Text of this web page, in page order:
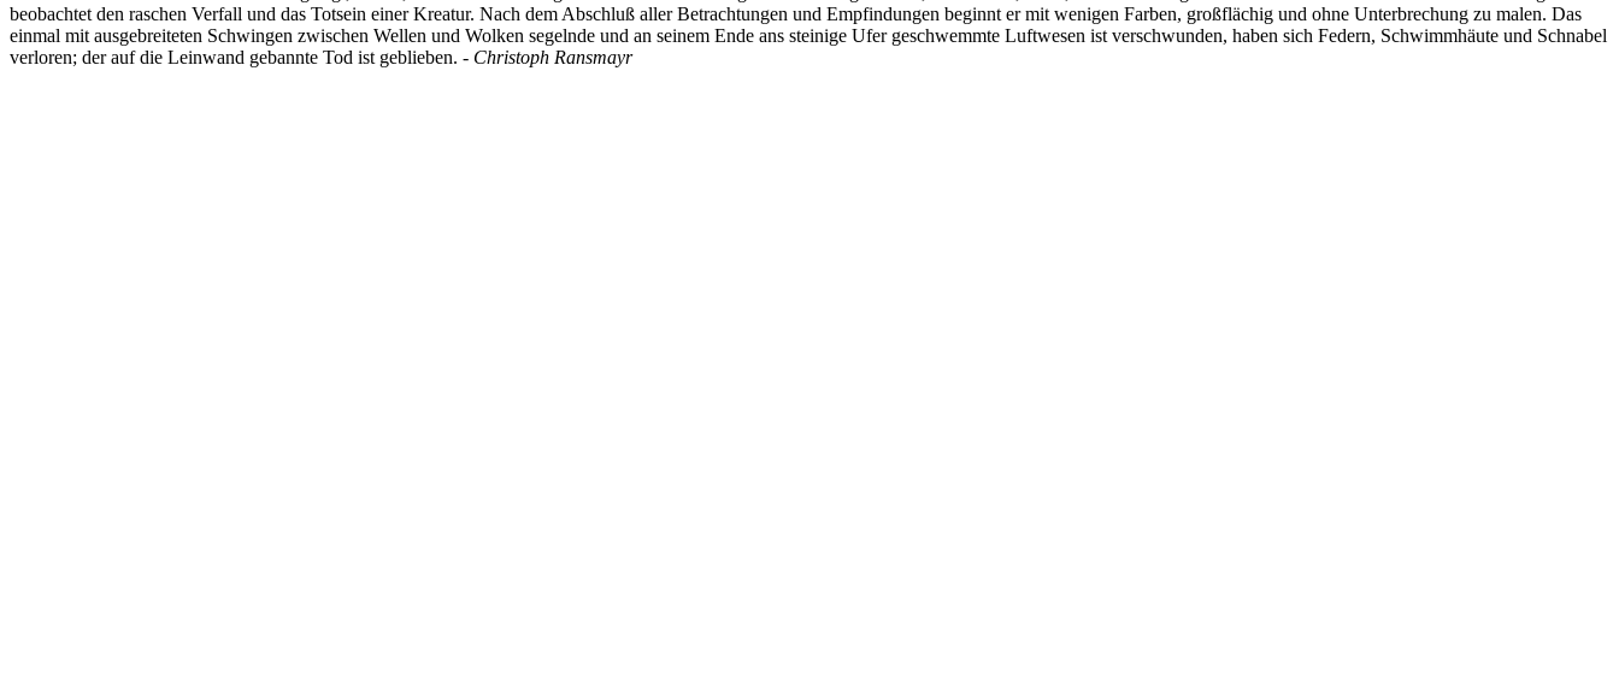
beobachtet den raschen Verfall und das Totsein einer Kreatur. Nach dem Abschluß aller Betrachtungen und Empfindungen beginnt er mit wenigen Farben, großflächig und ohne Unterbrechung zu malen. Das
einmal mit ausgebreiteten Schwingen zwischen Wellen und Wolken segelnde und an seinem Ende ans steinige Ufer geschwemmte Luftwesen ist verschwunden, haben sich Federn, Schwimmhäute und Schnabel
verloren; der auf die Leinwand gebannte Tod ist geblieben. - Christoph Ransmayr